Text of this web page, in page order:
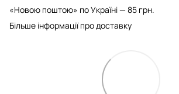
«Новою поштою» по Україні — 85 грн.
Більше інформації про доставку